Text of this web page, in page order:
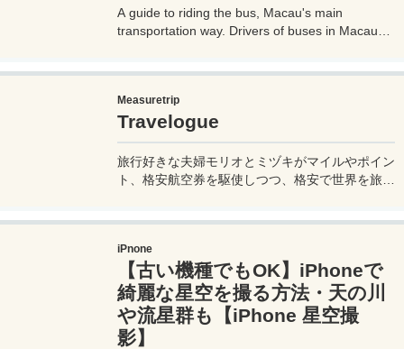
A guide to riding the bus, Macau's main
transportation way. Drivers of buses in Macau
know how to ride buses in Macau so you can get
around the place. Let's prepare.
Measuretrip
Travelogue
旅行好きな夫婦モリオとミヅキがマイルやポイン
ト、格安航空券を駆使しつつ、格安で世界を旅す
便利な情報、かかった費用など様々な情報をお届
け！夫婦喧嘩あり、ホロッと涙することもあり、
中年夫婦の等身大旅行記ブログ。
iPnone
【古い機種でもOK】iPhoneで
綺麗な星空を撮る方法・天の川
や流星群も【iPhone 星空撮
影】